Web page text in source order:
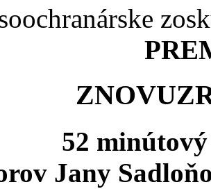
52
Jany